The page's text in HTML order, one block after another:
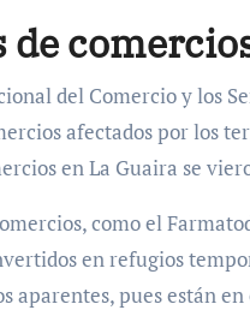
de
del Comercio y los
afectados por los
en La Guaira se
como el
en refugios
aparentes, pues están